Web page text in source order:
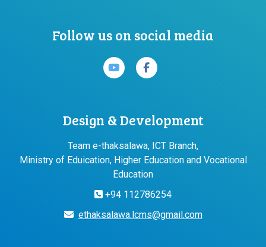
Follow us on social media
Design & Development
Team e-thaksalawa, ICT Branch,
Ministry of Eduication, Higher Education and Vocational
Education
+94 112786254
ethaksalawa.lcms@gmail.com